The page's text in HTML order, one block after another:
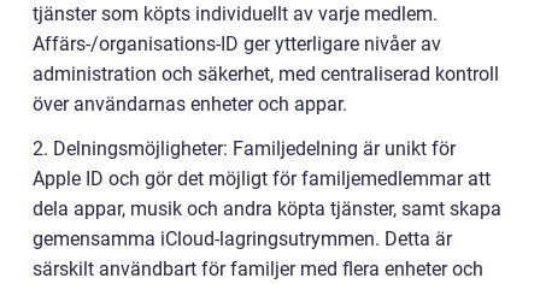
tjänster som köpts individuellt av varje medlem.
Affärs-/organisations-ID ger ytterligare nivåer av
administration och säkerhet, med centraliserad kontroll
över användarnas enheter och appar.
2. Delningsmöjligheter: Familjedelning är unikt för
Apple ID och gör det möjligt för familjemedlemmar att
dela appar, musik och andra köpta tjänster, samt skapa
gemensamma iCloud-lagringsutrymmen. Detta är
särskilt användbart för familjer med flera enheter och